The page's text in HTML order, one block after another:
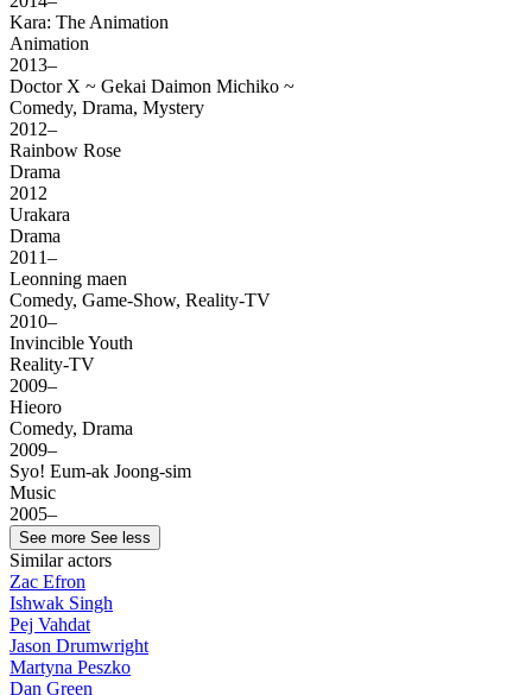
Kara: The Animation
Animation
2013–
Doctor X ~ Gekai Daimon Michiko ~
Comedy, Drama, Mystery
2012–
Rainbow Rose
Drama
2012
Urakara
Drama
2011–
Leonning maen
Comedy, Game-Show, Reality-TV
2010–
Invincible Youth
Reality-TV
2009–
Hieoro
Comedy, Drama
2009–
Syo! Eum-ak Joong-sim
Music
2005–
See more See less
Similar actors
Zac Efron
Ishwak Singh
Pej Vahdat
Jason Drumwright
Martyna Peszko
Dan Green